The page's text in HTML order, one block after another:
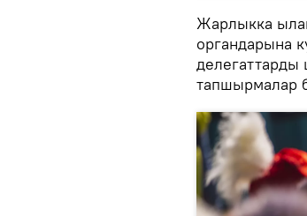
Жарлыкка
органдарына
делегаттарды
тапшырмалар